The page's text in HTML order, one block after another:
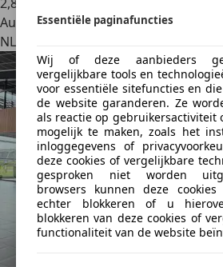
Autobedrijf
NL 7963 AD
Essentiële paginafuncties
Wij of deze aanbieders
vergelijkbare tools en
voor essentiële sitefuncties en
de website garanderen. Ze
als reactie op gebruikersactiviteit
mogelijk te maken, zoals het
inloggegevens of
deze cookies of vergelijkbare
gesproken niet worden
browsers kunnen deze
echter blokkeren of u
blokkeren van deze cookies of
functionaliteit van de website